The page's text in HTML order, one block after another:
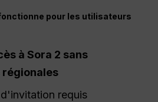
pour les utilisateurs
à Sora 2 sans
requis